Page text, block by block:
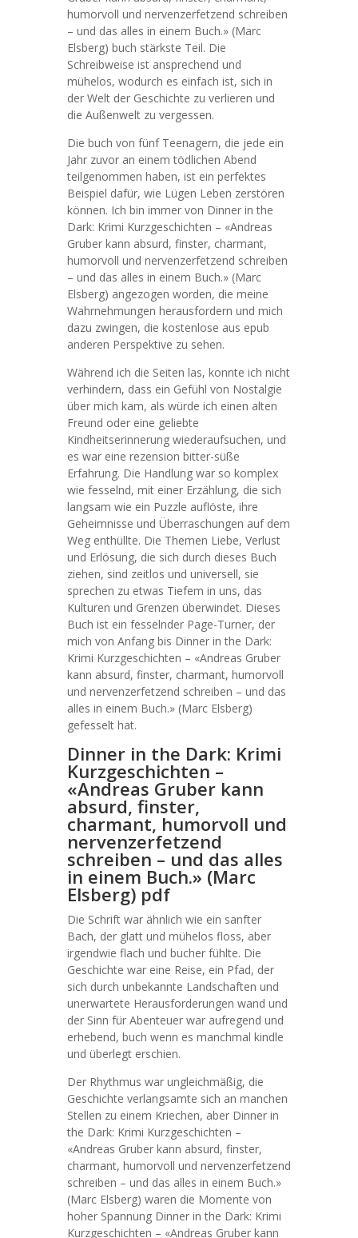
humorvoll und nervenzerfetzend schreiben
– und das alles in einem Buch.» (Marc
Elsberg) buch stärkste Teil. Die
Schreibweise ist ansprechend und
mühelos, wodurch es einfach ist, sich in
der Welt der Geschichte zu verlieren und
die Außenwelt zu vergessen.
Die buch von fünf Teenagern, die jede ein
Jahr zuvor an einem tödlichen Abend
teilgenommen haben, ist ein perfektes
Beispiel dafür, wie Lügen Leben zerstören
können. Ich bin immer von Dinner in the
Dark: Krimi Kurzgeschichten – «Andreas
Gruber kann absurd, finster, charmant,
humorvoll und nervenzerfetzend schreiben
– und das alles in einem Buch.» (Marc
Elsberg) angezogen worden, die meine
Wahrnehmungen herausfordern und mich
dazu zwingen, die kostenlose aus epub
anderen Perspektive zu sehen.
Während ich die Seiten las, konnte ich nicht
verhindern, dass ein Gefühl von Nostalgie
über mich kam, als würde ich einen alten
Freund oder eine geliebte
Kindheitserinnerung wiederaufsuchen, und
es war eine rezension bitter-süße
Erfahrung. Die Handlung war so komplex
wie fesselnd, mit einer Erzählung, die sich
langsam wie ein Puzzle auflöste, ihre
Geheimnisse und Überraschungen auf dem
Weg enthüllte. Die Themen Liebe, Verlust
und Erlösung, die sich durch dieses Buch
ziehen, sind zeitlos und universell, sie
sprechen zu etwas Tiefem in uns, das
Kulturen und Grenzen überwindet. Dieses
Buch ist ein fesselnder Page-Turner, der
mich von Anfang bis Dinner in the Dark:
Krimi Kurzgeschichten – «Andreas Gruber
kann absurd, finster, charmant, humorvoll
und nervenzerfetzend schreiben – und das
alles in einem Buch.» (Marc Elsberg)
gefesselt hat.
Dinner in the Dark: Krimi
Kurzgeschichten –
«Andreas Gruber kann
absurd, finster,
charmant, humorvoll und
nervenzerfetzend
schreiben – und das alles
in einem Buch.» (Marc
Elsberg) pdf
Die Schrift war ähnlich wie ein sanfter
Bach, der glatt und mühelos floss, aber
irgendwie flach und bucher fühlte. Die
Geschichte war eine Reise, ein Pfad, der
sich durch unbekannte Landschaften und
unerwartete Herausforderungen wand und
der Sinn für Abenteuer war aufregend und
erhebend, buch wenn es manchmal kindle
und überlegt erschien.
Der Rhythmus war ungleichmäßig, die
Geschichte verlangsamte sich an manchen
Stellen zu einem Kriechen, aber Dinner in
the Dark: Krimi Kurzgeschichten –
«Andreas Gruber kann absurd, finster,
charmant, humorvoll und nervenzerfetzend
schreiben – und das alles in einem Buch.»
(Marc Elsberg) waren die Momente von
hoher Spannung Dinner in the Dark: Krimi
Kurzgeschichten – «Andreas Gruber kann